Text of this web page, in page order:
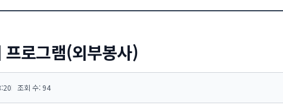
로그램(외부봉사)
조회 수: 94